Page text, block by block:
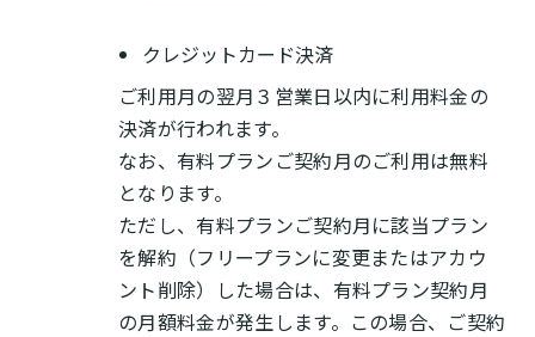
クレジットカード決済
ご利用月の翌月３営業日以内に利用料金の
決済が行われます。
なお、有料プランご契約月のご利用は無料
となります。
ただし、有料プランご契約月に該当プラン
を解約（フリープランに変更またはアカウ
ント削除）した場合は、有料プラン契約月
の月額料金が発生します。この場合、ご契約